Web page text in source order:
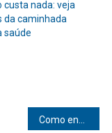
custa nada: veja
da caminhada
saúde